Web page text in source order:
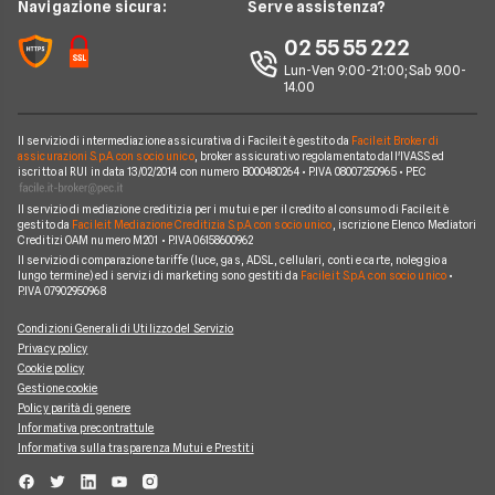
Chi siamo
Perché scegliere Facile.it
Mappa del sito
Sostituzione Mutuo
Mutuo 100 per cento
Poste Italiane
Credit Agricole
CheBanca!
Credem
Banche e finanziarie
Argomenti in evidenza Mutui
Calcolatore rata mutuo
Navigazione sicura: Serve assistenza?
02 55 55 222
Lun-Ven 9:00-21:00; Sab 9.00-
14.00
Il servizio di intermediazione assicurativa di Facile.it è gestito da Facile.it Broker di
assicurazioni S.p.A. con socio unico, broker assicurativo regolamentato dall'IVASS ed
iscritto al RUI in data 13/02/2014 con numero B000480264 • P.IVA 08007250965 • PEC
Il servizio di mediazione creditizia per i mutui e per il credito al consumo di Facile.it è
gestito da Facile.it Mediazione Creditizia S.p.A. con socio unico , iscrizione Elenco Mediatori
Creditizi OAM numero M201 • P.IVA 06158600962
Il servizio di comparazione tariffe (luce, gas, ADSL, cellulari, conti e carte, noleggio a
lungo termine) ed i servizi di marketing sono gestiti da Facile.it S.p.A. con socio unico•
P.IVA 07902950968
Condizioni Generali di Utilizzo del Servizio
Privacy policy
Cookie policy
Gestione cookie
Policy parità di genere
Informativa precontrattule
Informativa sulla trasparenza Mutui e Prestiti